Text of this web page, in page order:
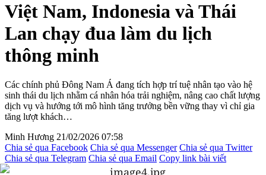
Việt Nam, Indonesia và Thái
Lan chạy đua làm du lịch
thông minh
Các chính phủ Đông Nam Á đang tích hợp trí tuệ nhân tạo vào hệ
sinh thái du lịch nhằm cá nhân hóa trải nghiệm, nâng cao chất lượng
dịch vụ và hướng tới mô hình tăng trưởng bền vững thay vì chỉ gia
tăng lượt khách…
Minh Hương 21/02/2026 07:58
Chia sẻ qua Facebook Chia sẻ qua Messenger Chia sẻ qua Twitter
Chia sẻ qua Telegram Chia sẻ qua Email Copy link bài viết